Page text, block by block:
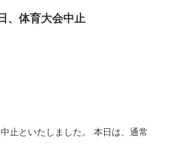
、体育大会中止
止といたしました。 本日は、通常